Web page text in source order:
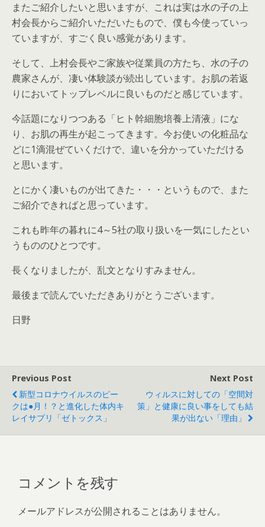
またご紹介したいと思いますが、これは実は水の子の上
村会長からご紹介いただいたもので、僕も今使っていっ
ていますが、すごく良い感覚があります。
そして、上村会長やご家族や従業員の方たち、水の子の
農家さんが、凄い体験談が続出しています。お肌の若返
りにおいてトップレベルに良いものだと感じています。
今話題になりつつある「ヒト幹細胞培養上清液」にな
り、お肌の再生が起こってきます。今お使いの化粧品な
どに1滴混ぜていくだけで、違いを分かっていただける
と思います。
とにかく凄いものが出てきた・・・というもので、また
ご紹介できればと思っています。
これも昨年の暮れに4～5社の取り扱いを一気にしたとい
うもののひとつです。
長くなりましたが、乱文となりすみません。
最後まで読んでいただきありがとうございます。
日野
Previous Post
新型コロナウイルスのピー
クは●月！？と進化した体内キ
レイサプリ「ゼトックス」
Next Post
ウィルスに対しての「空間対
策」と健康に良い事をしても結
果が出ない「理由」
コメントを残す
メールアドレスが公開されることはありません。